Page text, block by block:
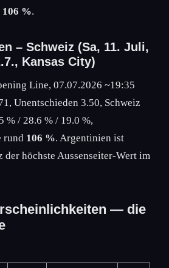
106 %.
– Schweiz (Sa, 11. Juli,
Kansas City)
Line, 07.07.2026 ~19:35
Unentschieden 3.50, Schweiz
/ 28.6 % / 19.0 %,
rund 106 %. Argentinien ist
der höchste Aussenseiter-Wert im
— die